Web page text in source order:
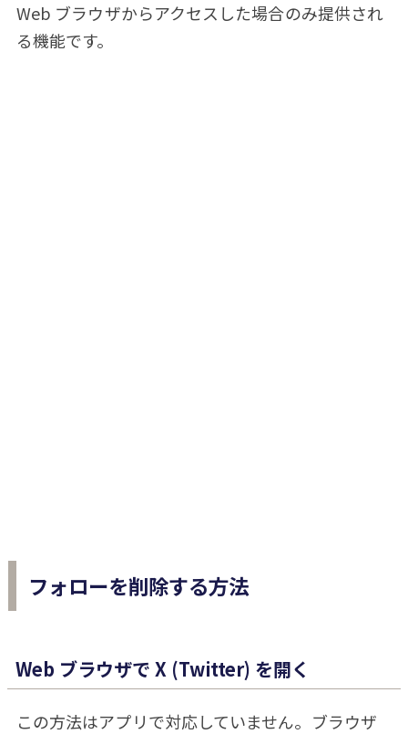
Web ブラウザからアクセスした場合のみ提供され
る機能です。
フォローを削除する方法
Web ブラウザで X (Twitter) を開く
この方法はアプリで対応していません。ブラウザ